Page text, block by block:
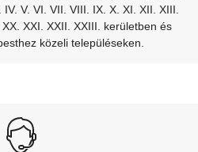
V. VI. VII. VIII. IX. X. XI. XII. XIII.
XXI. XXII. XXIII. kerületben és
közeli településeken.